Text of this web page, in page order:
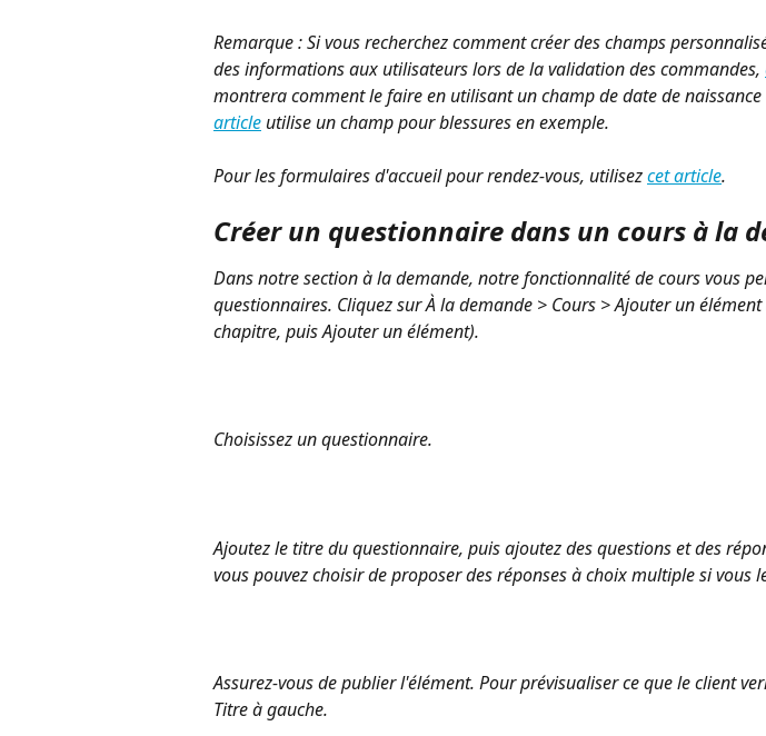
Remarque : Si vous recherchez comment créer des champs
des informations aux utilisateurs lors de la validation des commandes,
montrera comment le faire en utilisant un champ de date de naissance
article utilise un champ pour blessures en exemple.
Pour les formulaires d'accueil pour rendez-vous, utilisez cet article.
Créer un questionnaire dans un cours à la
Dans notre section à la demande, notre fonctionnalité de cours vous
questionnaires. Cliquez sur À la demande > Cours > Ajouter un
chapitre, puis Ajouter un élément).
Choisissez un questionnaire.
Ajoutez le titre du questionnaire, puis ajoutez des questions et des
vous pouvez choisir de proposer des réponses à choix multiple si vous
Assurez-vous de publier l'élément. Pour prévisualiser ce que le client
Titre à gauche.